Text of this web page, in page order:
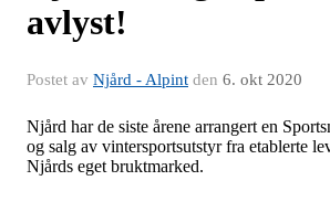
avlyst!
Postet av Njård - Alpint den 6. okt 2020
Njård har de siste årene arrangert en
og salg av vintersportsutstyr fra etablerte
Njårds eget bruktmarked.